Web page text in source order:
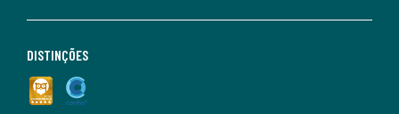
DISTINÇÕES